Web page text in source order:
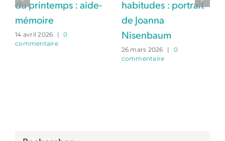
du printemps : aide-
mémoire
14 avril 2026 |
0
commentaire
habitudes : portrait
de Joanna
Nisenbaum
26 mars 2026 |
0
commentaire